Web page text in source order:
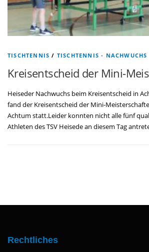
TISCHTENNIS / TISCHTENNIS - NACHWUCHS
Kreisentscheid der Mini-
Heiseder Nachwuchs beim Kreisentscheid in
fand der Kreisentscheid der Mini-
Achtum statt.Leider konnten nicht alle fünf
Athleten des TSV Heisede an diesem Tag
Rechtliches